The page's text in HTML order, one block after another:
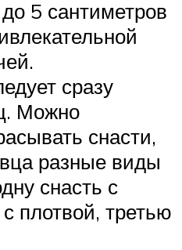
5 сантиметров
сразу
Можно
снасти,
разные виды
снасть с
плотвой, третью